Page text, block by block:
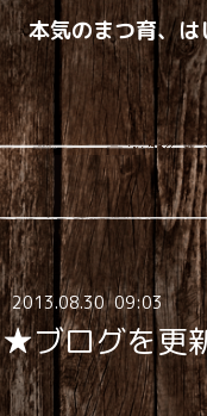
本気のまつ育、は
2013.08.30 09:03
★ブログを更